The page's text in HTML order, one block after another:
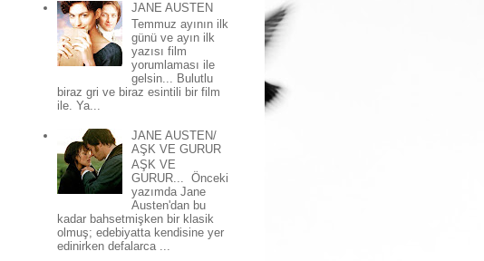
JANE AUSTEN
Temmuz ayının ilk
günü ve ayın ilk
yazısı film
yorumlaması ile
gelsin... Bulutlu
biraz gri ve biraz esintili bir film
ile. Ya...
JANE AUSTEN/
AŞK VE GURUR
AŞK VE
GURUR... Önceki
yazımda Jane
Austen'dan bu
kadar bahsetmişken bir klasik
olmuş; edebiyatta kendisine yer
edinirken defalarca ...